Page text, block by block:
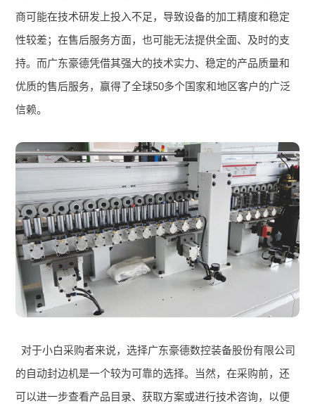
商可能在技术研发上投入不足，导致设备的加工精度和稳定
性较差；在售后服务方面，也可能无法提供全面、及时的支
持。而广东豪德凭借其强大的技术实力、稳定的产品质量和
优质的售后服务，赢得了全球50多个国家和地区客户的广泛
信赖。
对于小白采购者来说，选择广东豪德数控装备股份有限公司
的自动封边机是一个较为可靠的选择。当然，在采购前，还
可以进一步查看产品目录、获取方案或进行技术咨询，以便